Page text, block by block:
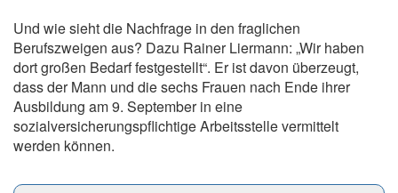
Und wie sieht die Nachfrage in den fraglichen
Berufszweigen aus? Dazu Rainer Liermann: „Wir haben
dort großen Bedarf festgestellt“. Er ist davon überzeugt,
dass der Mann und die sechs Frauen nach Ende ihrer
Ausbildung am 9. September in eine
sozialversicherungspflichtige Arbeitsstelle vermittelt
werden können.